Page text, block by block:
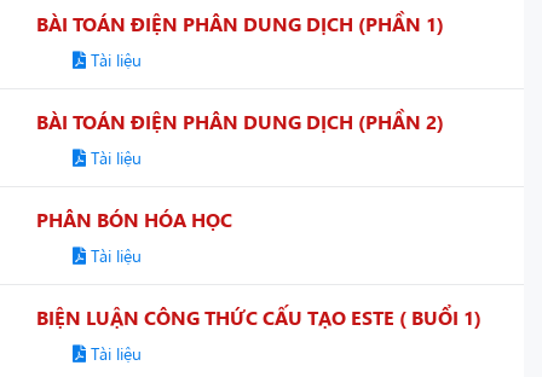
BÀI TOÁN ĐIỆN PHÂN DUNG DỊCH (PHẦN 1)
Tài liệu
BÀI TOÁN ĐIỆN PHÂN DUNG DỊCH (PHẦN 2)
Tài liệu
PHÂN BÓN HÓA HỌC
Tài liệu
BIỆN LUẬN CÔNG THỨC CẤU TẠO ESTE ( BUỔI 1)
Tài liệu